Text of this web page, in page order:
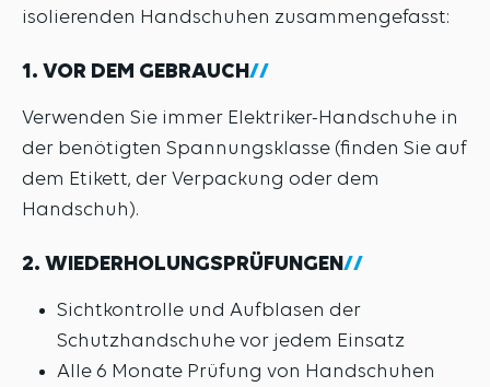
isolierenden Handschuhen zusammengefasst:
1. VOR DEM GEBRAUCH
Verwenden Sie immer Elektriker-Handschuhe in
der benötigten Spannungsklasse (finden Sie auf
dem Etikett, der Verpackung oder dem
Handschuh).
2. WIEDERHOLUNGSPRÜFUNGEN
Sichtkontrolle und Aufblasen der
Schutzhandschuhe vor jedem Einsatz
Alle 6 Monate Prüfung von Handschuhen